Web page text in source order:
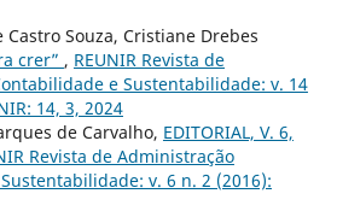
Castro Souza, Cristiane Drebes
crer” , REUNIR Revista de
e Sustentabilidade: v. 14
14, 3, 2024
de Carvalho, EDITORIAL, V. 6,
Revista de Administração
v. 6 n. 2 (2016):